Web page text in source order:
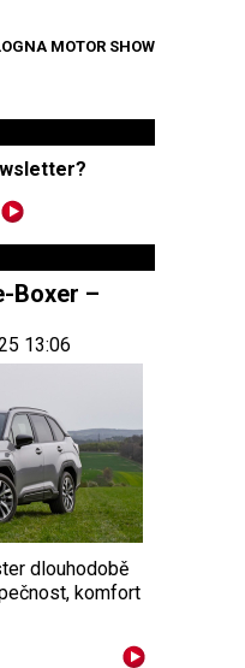
MOTOR SHOW
Boxer –
13:06
dlouhodobě
komfort